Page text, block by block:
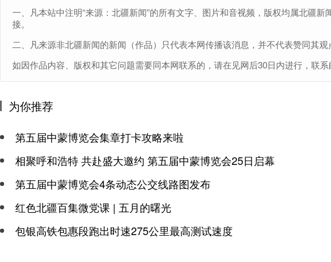
一、凡本站中注明“来源：北疆新闻”的所有文字、图片和音视频，版权均属北疆
接。
二、凡来源非北疆新闻的新闻（作品）只代表本网传播该消息，并不代表赞同其观
如因作品内容、版权和其它问题需要同本网联系的，请在见网后30日内进行，联系
为你推荐
第五届中蒙博览会集章打卡攻略来啦
相聚呼和浩特 共赴盛大邀约 第五届中蒙博览会25日启幕
第五届中蒙博览会4条动态公交线路图发布
红色北疆百集微党课 | 五月的曙光
包银高铁包惠段跑出时速275公里最高测试速度